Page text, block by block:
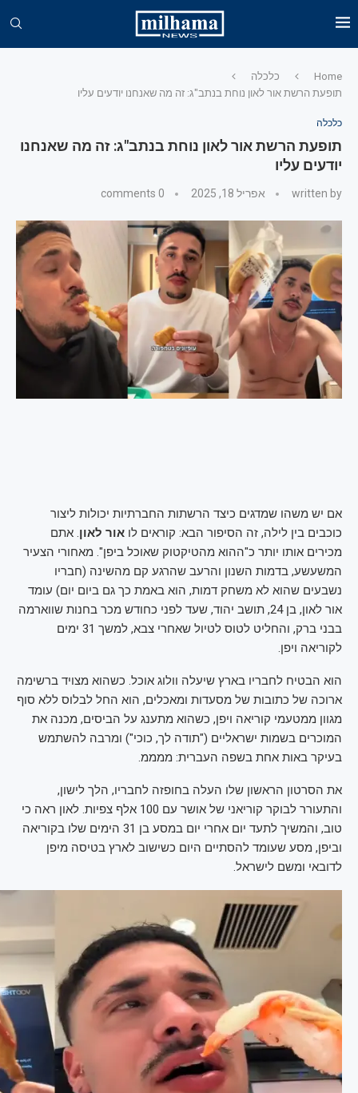
Home
כלכלה
תופעת הרשת אור לאון נוחת בנתב"ג: זה מה שאנחנו יודעים עליו
כלכלה
תופעת הרשת אור לאון נוחת בנתב"ג: זה מה שאנחנו
יודעים עליו
written by אפריל 18, 2025 0 comments
אם יש משהו שמדגים כיצד הרשתות החברתיות יכולות ליצור
כוכבים בין לילה, זה הסיפור הבא: קוראים לו אור לאון. אתם
מכירים אותו יותר כ"ההוא מהטיקטוק שאוכל ביפן". מאחורי הצעיר
המשעשע, בדמות השנון והרעב שהרגע קם מהשינה (חבריו
נשבעים שהוא לא משחק דמות, הוא באמת כך גם ביום יום) עומד
אור לאון, בן 24, תושב יהוד, שעד לפני כחודש מכר בחנות שווארמה
בבני ברק, והחליט לטוס לטיול שאחרי צבא, למשך 31 ימים
לקוריאה ויפן.
הוא הבטיח לחבריו בארץ שיעלה וולוג אוכל. כשהוא מצויד ברשימה
ארוכה של כתובות של מסעדות ומאכלים, הוא החל לבלוס ללא סוף
מגוון ממטעמי קוריאה ויפן, כשהוא מתענג על הביסים, מכנה את
המוכרים בשמות ישראליים ("תודה לך, כוכי") ומרבה להשתמש
בעיקר באות אחת בשפה העברית: ממממ.
את הסרטון הראשון שלו העלה בחופזה לחבריו, הלך לישון,
והתעורר לבוקר קוריאני של אושר עם 100 אלף צפיות. לאון ראה כי
טוב, והמשיך לתעד יום אחרי יום במסע בן 31 הימים שלו בקוריאה
וביפן, מסע שעומד להסתיים היום כשישוב לארץ בטיסה מיפן
לדובאי ומשם לישראל.